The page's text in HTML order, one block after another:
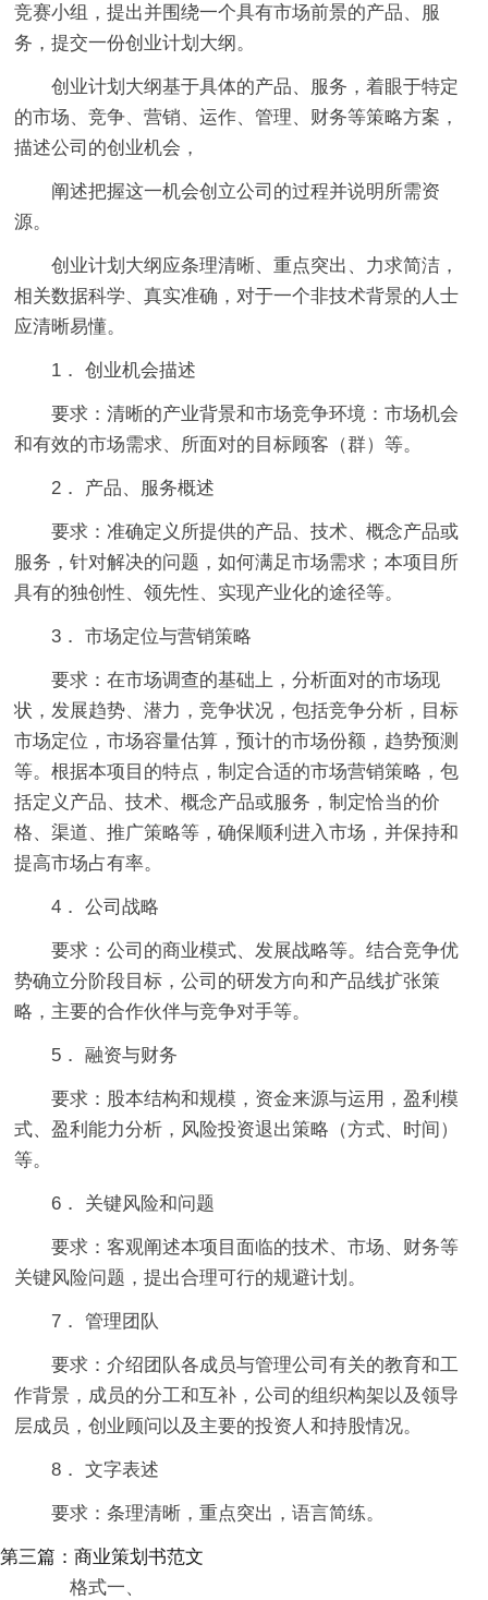
竞赛小组，提出并围绕一个具有市场前景的产品、服
务，提交一份创业计划大纲。
创业计划大纲基于具体的产品、服务，着眼于特定
的市场、竞争、营销、运作、管理、财务等策略方案，
描述公司的创业机会，
阐述把握这一机会创立公司的过程并说明所需资
源。
创业计划大纲应条理清晰、重点突出、力求简洁，
相关数据科学、真实准确，对于一个非技术背景的人士
应清晰易懂。
1． 创业机会描述
要求：清晰的产业背景和市场竞争环境：市场机会
和有效的市场需求、所面对的目标顾客（群）等。
2． 产品、服务概述
要求：准确定义所提供的产品、技术、概念产品或
服务，针对解决的问题，如何满足市场需求；本项目所
具有的独创性、领先性、实现产业化的途径等。
3． 市场定位与营销策略
要求：在市场调查的基础上，分析面对的市场现
状，发展趋势、潜力，竞争状况，包括竞争分析，目标
市场定位，市场容量估算，预计的市场份额，趋势预测
等。根据本项目的特点，制定合适的市场营销策略，包
括定义产品、技术、概念产品或服务，制定恰当的价
格、渠道、推广策略等，确保顺利进入市场，并保持和
提高市场占有率。
4． 公司战略
要求：公司的商业模式、发展战略等。结合竞争优
势确立分阶段目标，公司的研发方向和产品线扩张策
略，主要的合作伙伴与竞争对手等。
5． 融资与财务
要求：股本结构和规模，资金来源与运用，盈利模
式、盈利能力分析，风险投资退出策略（方式、时间）
等。
6． 关键风险和问题
要求：客观阐述本项目面临的技术、市场、财务等
关键风险问题，提出合理可行的规避计划。
7． 管理团队
要求：介绍团队各成员与管理公司有关的教育和工
作背景，成员的分工和互补，公司的组织构架以及领导
层成员，创业顾问以及主要的投资人和持股情况。
8． 文字表述
要求：条理清晰，重点突出，语言简练。
第三篇：商业策划书范文
格式一、